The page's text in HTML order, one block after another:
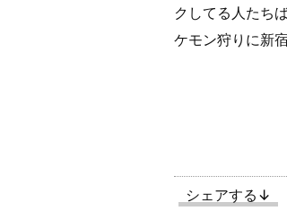
クしてる人たち
ケモン狩りに新
シェアする↓